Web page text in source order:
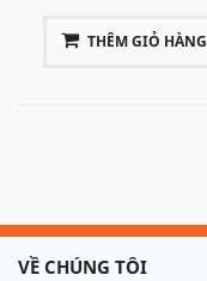
THÊM GIỎ HÀNG
VỀ CHÚNG TÔI